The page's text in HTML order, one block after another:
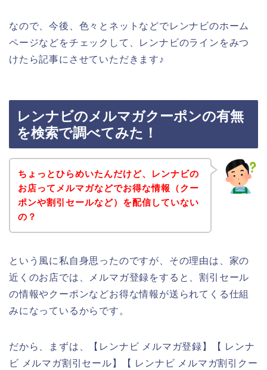
なので、今後、色々とネットなどでレンナビのホーム
ページなどをチェックして、レンナビのラインをみつ
けたら記事にさせていただきます♪
レンナビのメルマガクーポンの有無
を検索で調べてみた！
ちょっとひらめいたんだけど、レンナビの
お店ってメルマガなどでお得な情報（クー
ポンや割引セールなど）を配信していない
の？
という風に私自身思ったのですが、その理由は、家の
近くのお店では、メルマガ登録をすると、割引セール
の情報やクーポンなどお得な情報が送られてくる仕組
みになっているからです。
だから、まずは、【レンナビ メルマガ登録】【 レンナ
ビ メルマガ割引セール】【 レンナビ メルマガ割引クー